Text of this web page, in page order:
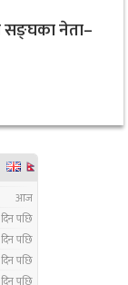
‘हार्मोनियम
उत्थानशील
कार्यक्रम
सङ्घका नेता–